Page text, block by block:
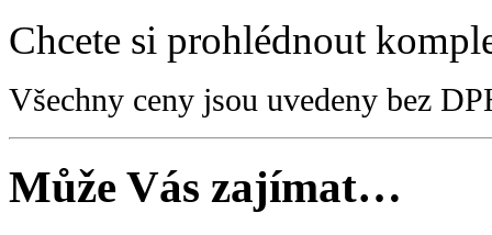
Chcete si prohlédnout
Všechny ceny jsou uvedeny bez
Může Vás zajímat…